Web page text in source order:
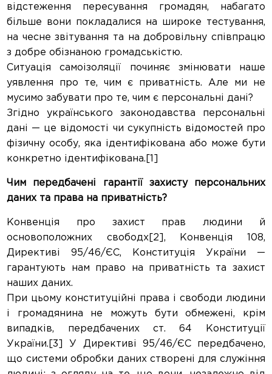
відстеження пересування громадян, набагато
більше вони покладалися на широке тестування,
на чесне звітування та на добровільну співпрацю
з добре обізнаною громадськістю.
Ситуація самоізоляції починяє змінювати наше
уявлення про те, чим є приватність. Але ми не
мусимо забувати про те, чим є персональні дані?
Згідно українського законодавства персональні
дані — це відомості чи сукупність відомостей про
фізичну особу, яка ідентифікована або може бути
конкретно ідентифікована.[1]
Чим передбачені гарантії захисту персональних
даних та права на приватність?
Конвенція про захист прав людини й
основоположних свободх[2], Конвенція 108,
Директиві 95/46/ЄС, Конституція України —
гарантують нам право на приватність та захист
наших даних.
При цьому конституційні права і свободи людини
і громадянина не можуть бути обмежені, крім
випадків, передбачених ст. 64 Конституції
України.[3] У Директиві 95/46/ЄС передбачено,
що системи обробки даних створені для служіння